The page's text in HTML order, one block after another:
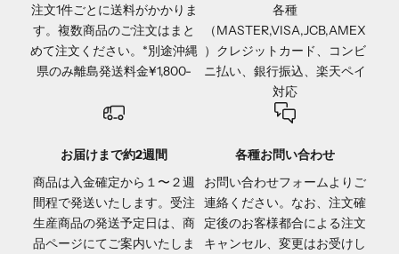
注文1件ごとに送料がかかりま
す。複数商品のご注文はまと
めて注文ください。*別途沖縄
県のみ離島発送料金¥1,800-
各種
（MASTER,VISA,JCB,AMEX
）クレジットカード、コンビ
ニ払い、銀行振込、楽天ペイ
対応
お届けまで約2週間
商品は入金確定から１〜２週
間程で発送いたします。受注
生産商品の発送予定日は、商
品ページにてご案内いたしま
各種お問い合わせ
お問い合わせフォームよりご
連絡ください。なお、注文確
定後のお客様都合による注文
キャンセル、変更はお受けし